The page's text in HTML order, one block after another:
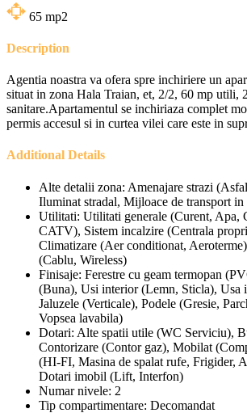
65 mp2
Description
Agentia noastra va ofera spre inchiriere un
situat in zona Hala Traian, et, 2/2, 60 mp utili,
sanitare.Apartamentul se inchiriaza complet
permis accesul si in curtea vilei care este in
Additional Details
Alte detalii zona: Amenajare strazi
Iluminat stradal, Mijloace de transport in
Utilitati: Utilitati generale (Curent, Apa,
CATV), Sistem incalzire (Centrala
Climatizare (Aer conditionat,
(Cablu, Wireless)
Finisaje: Ferestre cu geam termopan
(Buna), Usi interior (Lemn, Sticla), Usa
Jaluzele (Verticale), Podele (Gresie,
Vopsea lavabila)
Dotari: Alte spatii utile (WC Serviciu),
Contorizare (Contor gaz), Mobilat
(HI-FI, Masina de spalat rufe, Frigider,
Dotari imobil (Lift, Interfon)
Numar nivele: 2
Tip compartimentare: Decomandat